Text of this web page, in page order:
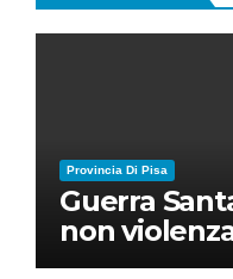
Provincia Di Pisa
Guerra
non
nuovo